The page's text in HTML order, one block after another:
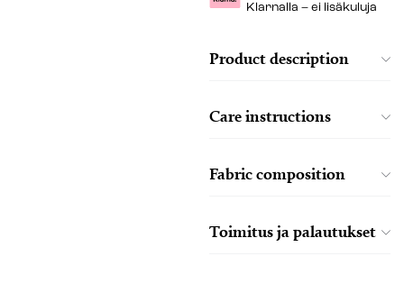
Klarnalla – ei lisäkuluja
Product description
Care instructions
Fabric composition
Toimitus ja palautukset